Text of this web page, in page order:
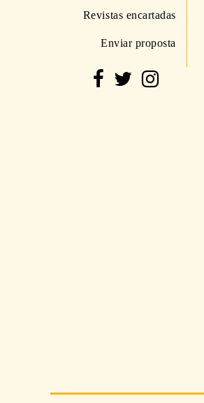
Revistas encartadas
Enviar proposta